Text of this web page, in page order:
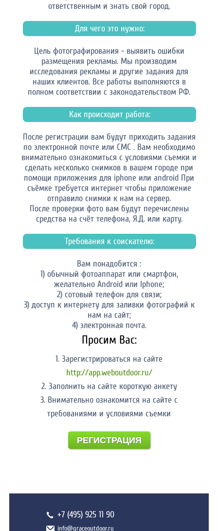
ответственным и знать свой город.
Для чего это нужно:
Цель фотографирования - выявить ошибки
размещения рекламы. Мы производим
исследования рекламы и другие задания для
наших клиентов. Все работы выполняются в
полном соответствии с законодательством РФ.
Как происходит работа:
После регистрации вам будут приходить задания
по электронной почте или СМС . Вам необходимо
внимательно ознакомиться с условиями съемки и
сделать несколько снимков в вашем городе при
помощи приложения для iphone или android При
съёмке требуется интернет чтобы приложение
отправило снимки к нам на сервер.
После проверки фото вам будут перечислены
средства на счёт телефона, Я.Д. или карту.
Требования к соискателю:
Вам понадобится :
1) обычный фотоаппарат или смартфон,
желательно Android или Iphone;
2) сотовый телефон для связи;
3) доступ к интернету для заливки фотографий к
нам на сайт;
4) электронная почта.
Просим Вас:
1. Зарегистрироваться на сайте
http://app.weboutdoor.ru/
2. Заполнить на сайте короткую анкету
3. Внимательно ознакомится на сайте с
требованиями и условиями съемки
РЕГИСТРАЦИЯ
+7 (495) 925 11 90
info@graceoutdoor.ru